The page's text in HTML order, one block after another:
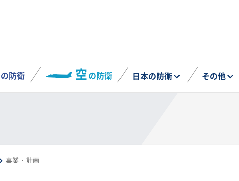
の防衛 空の防衛 日本の防衛 その他
事業・計画